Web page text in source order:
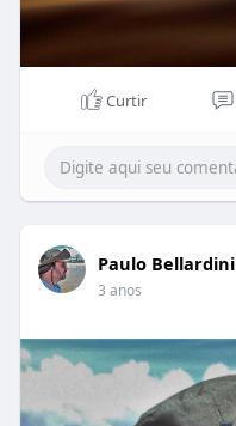
Curtir
Paulo Bellardini
3 anos